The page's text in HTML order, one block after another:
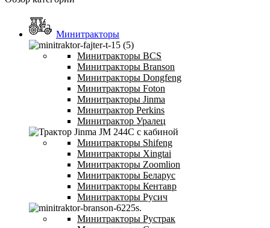
Минитракторы
Минитракторы BCS
Минитракторы Branson
Минитракторы Dongfeng
Минитракторы Foton
Минитракторы Jinma
Минитрактор Perkins
Минитрактор Уралец
Минитракторы Shifeng
Минитракторы Xingtai
Минитракторы Zoomlion
Минитракторы Беларус
Минитракторы Кентавр
Минитракторы Русич
Минитракторы Рустрак